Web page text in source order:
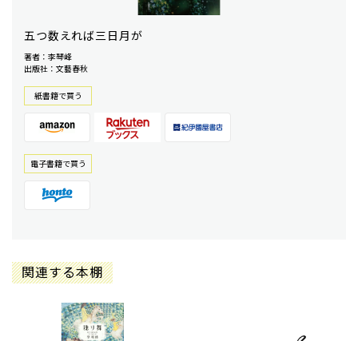
五つ数えれば三日月が
著者：李琴峰
出版社：文藝春秋
紙書籍で買う
電⼦書籍で買う
関連する本棚